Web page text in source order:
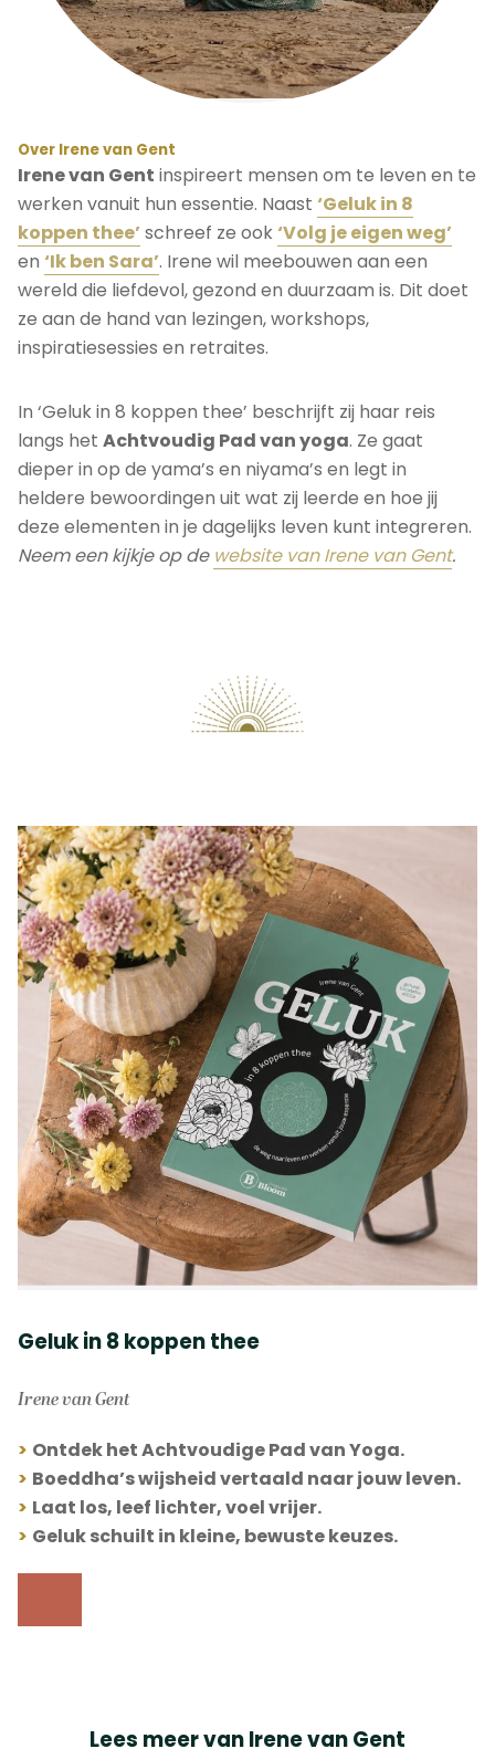
Over Irene van Gent
Irene van Gent inspireert mensen om te leven en te
werken vanuit hun essentie. Naast ‘Geluk in 8
koppen thee’schreef ze ook‘Volg je eigen weg’
en ‘Ik ben Sara’. Irene wil meebouwen aan een
wereld die liefdevol, gezond en duurzaam is. Dit doet
ze aan de hand van lezingen, workshops,
inspiratiesessies en retraites.
In ‘Geluk in 8 koppen thee’ beschrijft zij haar reis
langs het Achtvoudig Pad van yoga. Ze gaat
dieper in op de yama’s en niyama’s en legt in
heldere bewoordingen uit wat zij leerde en hoe jij
deze elementen in je dagelijks leven kunt integreren.
Neem een kijkje op de website van Irene van Gent.
Geluk in 8 koppen thee
Irene van Gent
> Ontdek het Achtvoudige Pad van Yoga.
> Boeddha’s wijsheid vertaald naar jouw leven.
> Laat los, leef lichter, voel vrijer.
> Geluk schuilt in kleine, bewuste keuzes.
Lees meer van Irene van Gent